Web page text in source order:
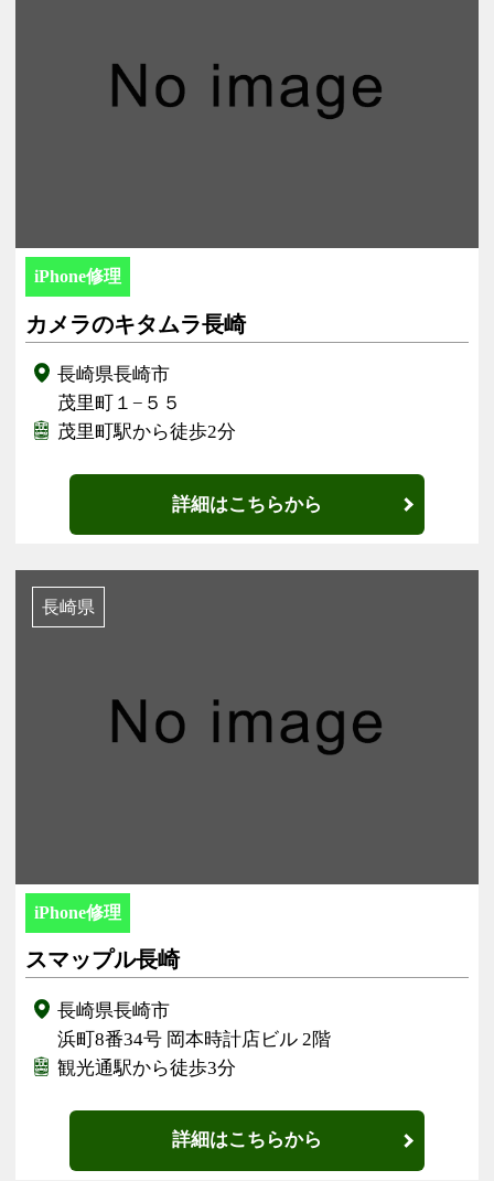
iPhone修理
カメラのキタムラ長崎
長崎県長崎市
茂里町１−５５
茂里町駅から徒歩2分
詳細はこちらから
長崎県
iPhone修理
スマップル長崎
長崎県長崎市
浜町8番34号 岡本時計店ビル 2階
観光通駅から徒歩3分
詳細はこちらから